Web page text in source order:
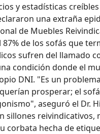
y estadísticas
una extraña
de Muebles
87% de los sofás que
sufren del llamado
condición donde el
DNI. "Es un
prosperar; el
aseguró el Dr.
sillones reivindicativos,
corbata hecha de